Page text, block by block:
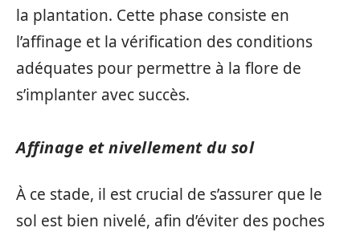
la plantation. Cette phase consiste en
l’affinage et la vérification des conditions
adéquates pour permettre à la flore de
s’implanter avec succès.
Affinage et nivellement du sol
À ce stade, il est crucial de s’assurer que le
sol est bien nivelé, afin d’éviter des poches